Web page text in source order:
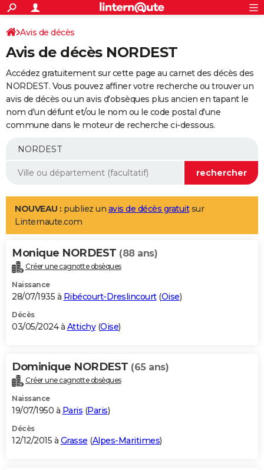
ACTUALITÉS
Politique
Société
Faits Divers
Education
Monde
Villes
+
SPORT
Coupe du monde 2026
Football
Tennis
Cyclisme
Rugby
Forum
Programme TV
TNT
Streaming
Cinéma
Sorties cinéma
Musique
+
FINANCE
Retraite
Epargne
Immobilier
Risques naturels par ville
Banque
Assurance
AUTO
Essais
Réserver un essai
Citadines
Berlines
SUV
Forum auto
+
Mobiles
Meilleur smartphone
Internet
Ordinateurs
Jeux vidéo
Guide high-tech
Aménagement intérieur
LIFESTYLE
Art de vivre
Bien-être
Loisirs
Mode
Modes de vie
Alimentation
Guide de la santé
Maladies
Médicaments
Sommeil
VOYAGE
Destinations
City break
Voyage nature
Voyage de noces
Forum
Climat
+PHOTO
GUIDES D'ACHAT
BONS PLANS
Carte de Noël
Carte Bonne année
Carte Saint-Valentin
Carte Pâques
Carte d'anniversaire
DICTIONNAIRE
Dictionnaire
Biographies
Citations
Expressions
Proverbes
PROGRAMME TV
S'inscrire
Se connecter
Lycées
Collèges
Primaires
Universités
Entreprises
Service militaire
Avis de recherche
AVIS DE DÉCÈS
Avis de décès
Avis de décès NORDEST
Accédez gratuitement sur cette page au carnet des décès des
NORDEST. Vous pouvez affiner votre recherche ou trouver un
avis de décès ou un avis d'obsèques plus ancien en tapant le
nom d'un défunt et/ou le nom ou le code postal d'une
commune dans le moteur de recherche ci-dessous.
NOUVEAU : publiez un avis de décès gratuitsur
Linternaute.com
Monique NORDEST (88 ans)
Créer une cagnotte obsèques
Naissance
28/07/1935 à Ribécourt-Dreslincourt(Oise)
Décès
03/05/2024 à Attichy(Oise)
Dominique NORDEST (65 ans)
Créer une cagnotte obsèques
Naissance
19/07/1950 à Paris (Paris)
Décès
12/12/2015 à Grasse (Alpes-Maritimes)